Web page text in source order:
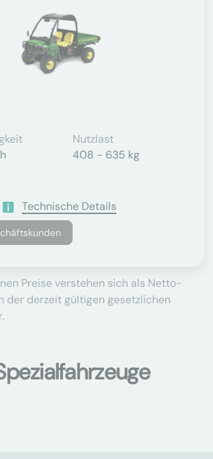
Nutzlast
408 - 635 kg
Technische Details
Preise verstehen sich als Netto-
der derzeit gültigen gesetzlichen